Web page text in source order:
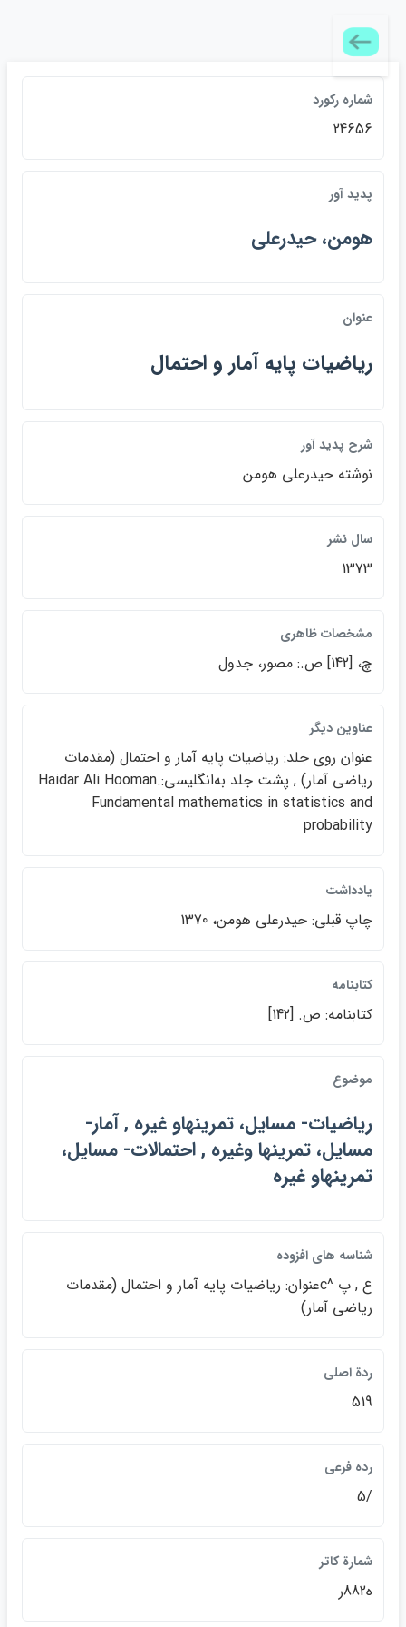
شماره ركورد
24656
پديد آور
هومن، حيدرعلي
عنوان
رياضيات پايه آمار و احتمال
شرح پديد آور
نوشته حيدرعلي هومن
سال نشر
1373
مشخصات ظاهري
چ، [142] ص.: مصور، جدول
عناوين ديگر
عنوان روي جلد: رياضيات پايه آمار و احتمال (مقدمات
رياضي آمار) , پشت جلد به‌انگليسي:Haidar Ali Hooman.
Fundamental mathematics in statistics an‎d
probability
يادداشت
چاپ قبلي: حيدرعلي هومن، 1370
كتابنامه
كتابنامه: ص. [142]
موضوع
رياضيات- مسايل، تمرينهاو غيره , آمار-
مسايل، تمرينها وغيره , احتمالات- مسايل،
تمرينهاو غيره
شناسه هاي افزوده
ع , پ ^cعنوان: رياضيات پايه آمار و احتمال (مقدمات
رياضي آمار)
ردة اصلي
519
رده فرعي
/5
شمارة كاتر
ه882ر